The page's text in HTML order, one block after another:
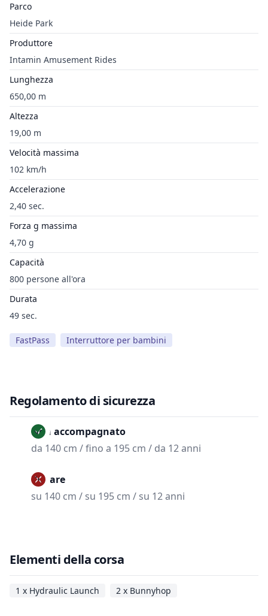
Parco
Heide Park
Produttore
Intamin Amusement Rides
Lunghezza
650,00 m
Altezza
19,00 m
Velocità massima
102 km/h
Accelerazione
2,40 sec.
Forza g massima
4,70 g
Capacità
800 persone all'ora
Durata
49 sec.
FastPass Interruttore per bambini
Regolamento di sicurezza
Non accompagnato
da 140 cm / fino a 195 cm / da 12 anni
Vietare
su 140 cm / su 195 cm / su 12 anni
Elementi della corsa
1 x Hydraulic Launch 2 x Bunnyhop